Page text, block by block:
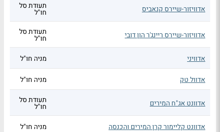
אדוויזור-שיירס קנאביס תעודת סל
חו"ל
אדוויזור-שיירס ריינג'ר הון דובי תעודת סל
חו"ל
אדוויני
מניה חו"ל
אדוול טק מניה חו"ל
אדוונט אג"ח המירים תעודת סל
חו"ל
אדוונט קליימור קרן המירים והכנסה
מניה חו"ל